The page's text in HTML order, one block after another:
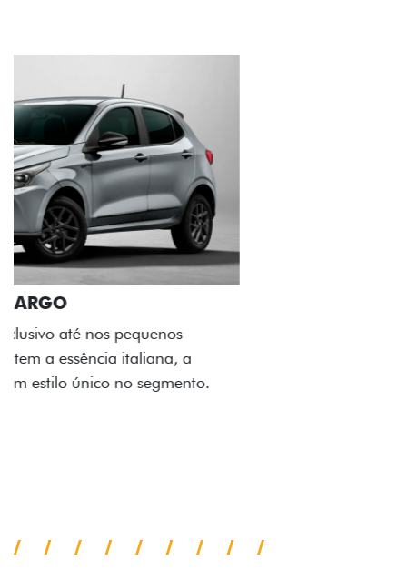
ACABAMENTO E DESIGN INTERNO
A flag italiana e o novo logo Fiat também aparecem
no interior do carro, que possui acabamento
impecável e detalhes escurecidos.